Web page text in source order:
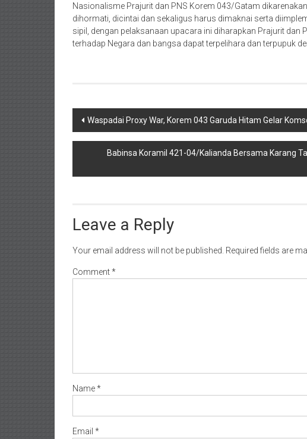
Nasionalisme Prajurit dan PNS Korem 043/Gatam
dihormati, dicintai dan sekaligus harus dimaknai serta
sipil, dengan pelaksanaan upacara ini diharapkan Prajurit dan
terhadap Negara dan bangsa dapat terpelihara dan terpupuk
Post
navigation
Waspadai Proxy War, Korem 043 Garuda Hitam Gelar
Babinsa Koramil 421-04/Kalianda Bersama Karang
Leave a Reply
Your email address will not be published. Required fields are
Comment*
Name*
Email *